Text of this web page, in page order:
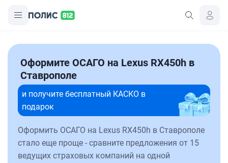
Оформите ОСАГО на Lexus RX450h в
Ставрополе
и получите бесплатный КАСКО в
подарок
Оформить ОСАГО на Lexus RX450h в Ставрополе
стало еще проще - сравните предложения от 15
ведущих страховых компаний на одной